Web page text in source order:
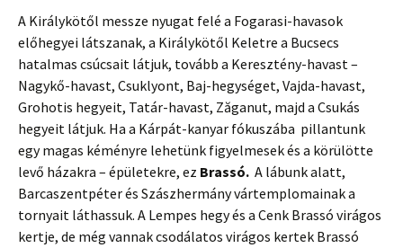
A Királykötől messze nyugat felé a Fogarasi-havasok
előhegyei látszanak, a Királykötől Keletre a Bucsecs
hatalmas csúcsait látjuk, tovább a Keresztény-havast –
Nagykő-havast, Csuklyont, Baj-hegységet, Vajda-havast,
Grohotis hegyeit, Tatár-havast, Zăganut, majd a Csukás
hegyeit látjuk. Ha a Kárpát-kanyar fókuszába pillantunk
egy magas kéményre lehetünk figyelmesek és a körülötte
levő házakra – épületekre, ez Brassó. A lábunk alatt,
Barcaszentpéter és Szászhermány vártemplomainak a
tornyait láthassuk. A Lempes hegy és a Cenk Brassó virágos
kertje, de még vannak csodálatos virágos kertek Brassó